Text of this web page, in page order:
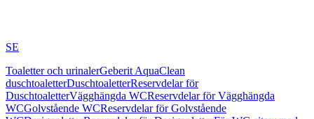
SE
Toaletter och urinalerGeberit AquaClean
duschtoaletterDuschtoaletterReservdelar för
DuschtoaletterVägghängda WCReservdelar för Vägghängda
WCGolvstående WCReservdelar för Golvstående